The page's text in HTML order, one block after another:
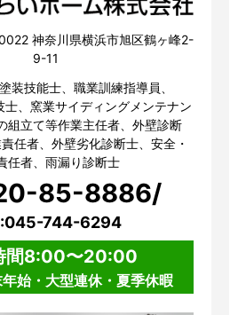
神奈川県横浜市旭区鶴ヶ峰2-
9-11
装技能士、職業訓練指導員、
士、窯業サイディングメンテナン
組立て等作業主任者、外壁診断
任者、外壁劣化診断士、安全・
任者、雨漏り診断士
85-8886/
744-6294
間8:00〜20:00
始・大型連休・夏季休暇